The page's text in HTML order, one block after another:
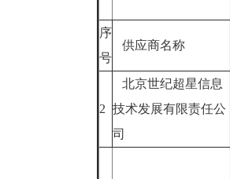
序
号
供应商名称
2
北京世纪超星信息
技术发展有限责任公
司